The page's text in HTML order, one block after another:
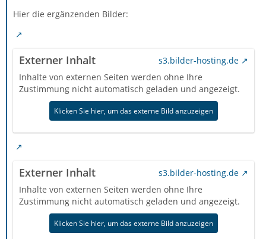
Hier die ergänzenden Bilder:
Externer Inhalt
s3.bilder-hosting.de
Inhalte von externen Seiten werden ohne Ihre
Zustimmung nicht automatisch geladen und angezeigt.
Klicken Sie hier, um das externe Bild anzuzeigen
Externer Inhalt
s3.bilder-hosting.de
Inhalte von externen Seiten werden ohne Ihre
Zustimmung nicht automatisch geladen und angezeigt.
Klicken Sie hier, um das externe Bild anzuzeigen